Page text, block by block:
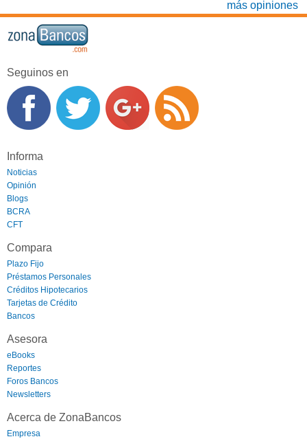
más opiniones
Seguinos en
Informa
Noticias
Opinión
Blogs
BCRA
CFT
Compara
Plazo Fijo
Préstamos Personales
Créditos Hipotecarios
Tarjetas de Crédito
Bancos
Asesora
eBooks
Reportes
Foros Bancos
Newsletters
Acerca de ZonaBancos
Empresa